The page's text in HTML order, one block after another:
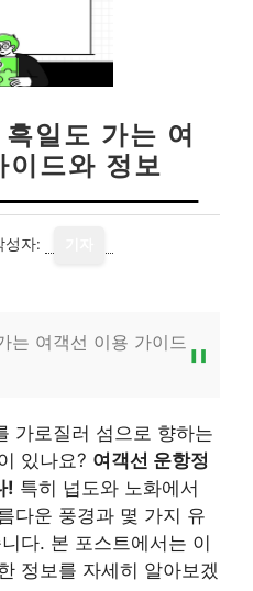
일도 가는 여
이드와 정보
성자:
는 여객선 이용 가이드
가로질러 섬으로 향하는
있나요? 여객선 운항정
! 특히 넙도와 노화에서
다운 풍경과 몇 가지 유
다. 본 포스트에서는 이
정보를 자세히 알아보겠